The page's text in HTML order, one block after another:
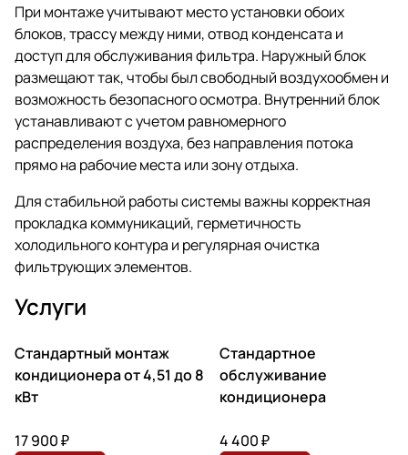
При монтаже учитывают место установки обоих
блоков, трассу между ними, отвод конденсата и
доступ для обслуживания фильтра. Наружный блок
размещают так, чтобы был свободный воздухообмен и
возможность безопасного осмотра. Внутренний блок
устанавливают с учетом равномерного
распределения воздуха, без направления потока
прямо на рабочие места или зону отдыха.
Для стабильной работы системы важны корректная
прокладка коммуникаций, герметичность
холодильного контура и регулярная очистка
фильтрующих элементов.
Услуги
Стандартный монтаж
кондиционера от 4,51 до 8
кВт
17 900 ₽
Стандартное
обслуживание
кондиционера
4 400 ₽